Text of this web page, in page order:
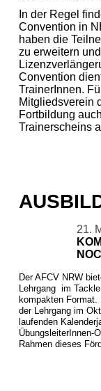
In der Regel
Convention in
haben die
zu erweitern
Convention
TrainerInnen.
Mitgliedsverein
Fortbildung
Trainerscheins
21.
Der AFCV NRW
Lehrgang im
kompakten Format.
der Lehrgang im
laufenden
ÜbungsleiterInnen-
Rahmen dieses